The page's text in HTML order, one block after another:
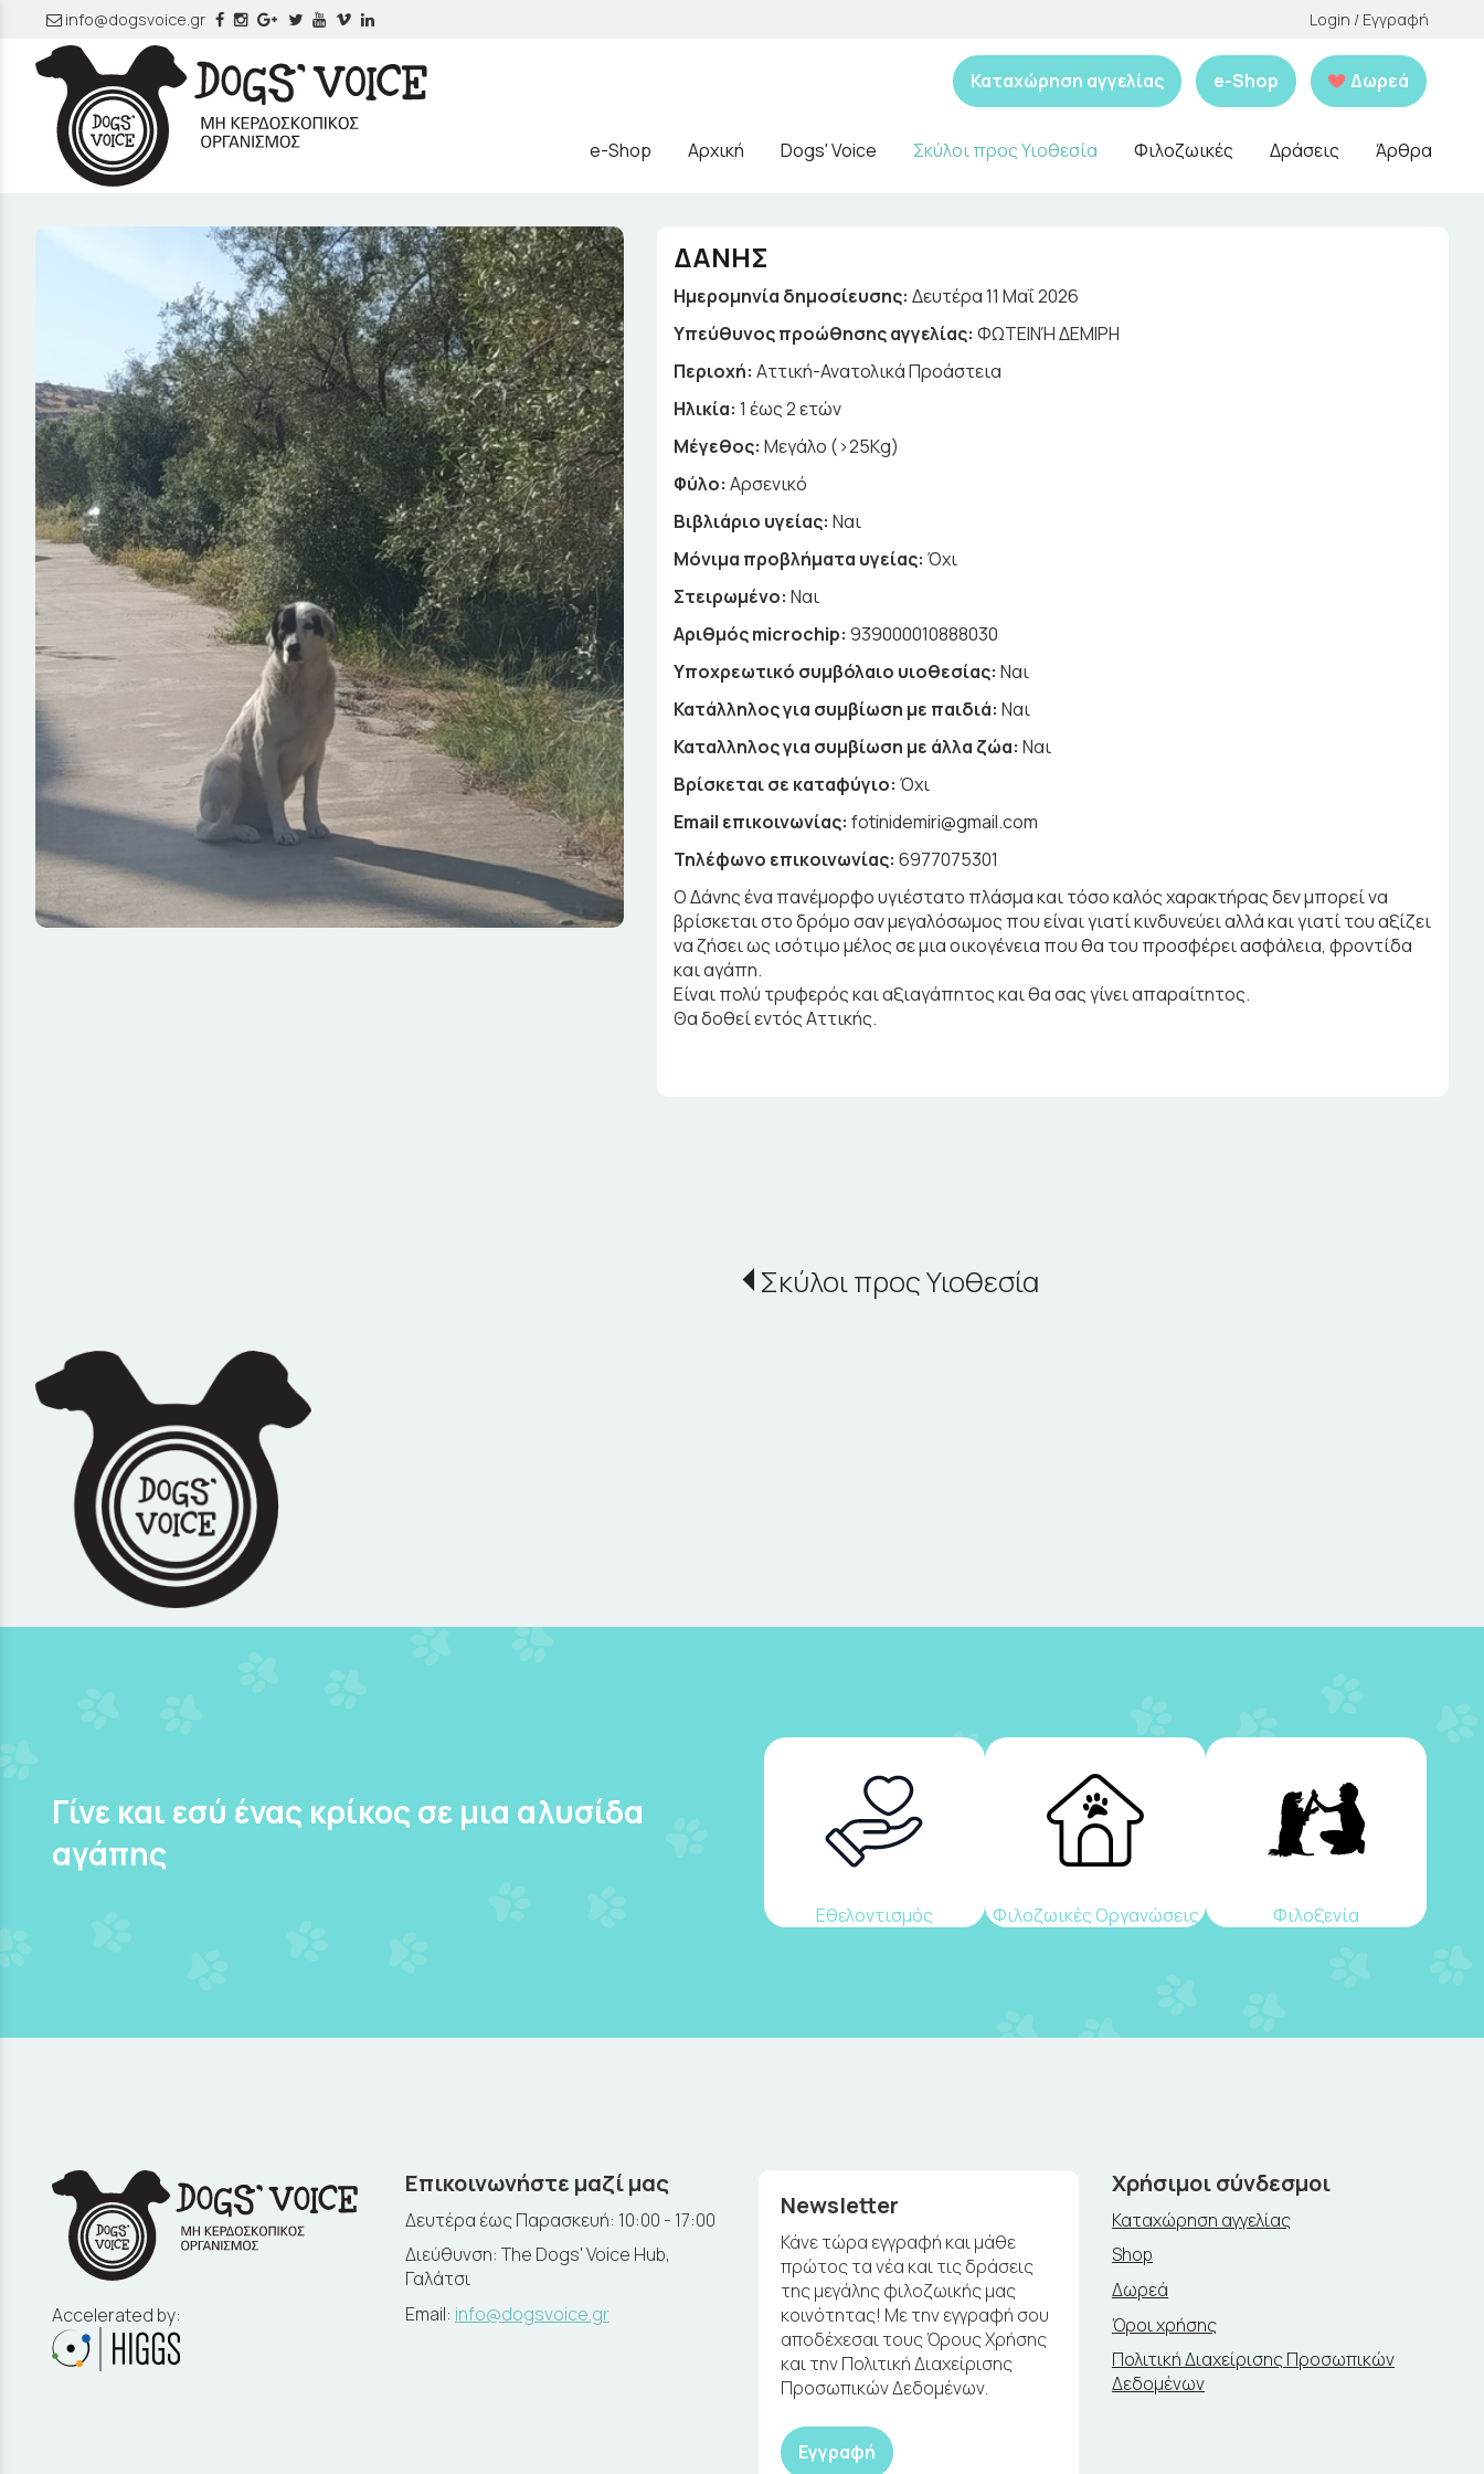
info@dogsvoice.gr Login / Εγγραφή
Καταχώρηση αγγελίας e-Shop Δωρεά
e-Shop Αρχική Dogs' Voice Σκύλοι προς Υιοθεσία Φιλοζωικές Δράσεις Άρθρα
ΔΑΝΗΣ
Ημερομηνία δημοσίευσης: Δευτέρα 11 Μαΐ 2026
Yπεύθυνος προώθησης αγγελίας:ΦΩΤΕΙΝΉ ΔΕΜΙΡΗ
Περιοχή:Αττική-Ανατολικά Προάστεια
Ηλικία:1 έως 2 ετών
Μέγεθος:Μεγάλο (>25Kg)
Φύλο:Αρσενικό
Βιβλιάριο υγείας: Ναι
Μόνιμα προβλήματα υγείας: Όχι
Στειρωμένο: Ναι
Αριθμός microchip: 939000010888030
Υποχρεωτικό συμβόλαιο υιοθεσίας: Ναι
Κατάλληλος για συμβίωση με παιδιά: Ναι
Καταλληλος για συμβίωση με άλλα ζώα: Ναι
Βρίσκεται σε καταφύγιο: Όχι
Email επικοινωνίας: fotinidemiri@gmail.com
Τηλέφωνο επικοινωνίας: 6977075301
Ο Δάνης ένα πανέμορφο υγιέστατο πλάσμα και τόσο καλός χαρακτήρας δεν μπορεί να
βρίσκεται στο δρόμο σαν μεγαλόσωμος που είναι γιατί κινδυνεύει αλλά και γιατί του αξίζει
να ζήσει ως ισότιμο μέλος σε μια οικογένεια που θα του προσφέρει ασφάλεια, φροντίδα
και αγάπη.
Είναι πολύ τρυφερός και αξιαγάπητος και θα σας γίνει απαραίτητος.
Θα δοθεί εντός Αττικής.
Σκύλοι προς Υιοθεσία
Γίνε και εσύ ένας κρίκος σε μια αλυσίδα
αγάπης
Εθελοντισμός Φιλοζωικές Οργανώσεις Φιλοξενία
Accelerated by:
Επικοινωνήστε μαζί μας
Δευτέρα έως Παρασκευή: 10:00 - 17:00
Διεύθυνση: The Dogs' Voice Hub,
Γαλάτσι
Email: info@dogsvoice.gr
Newsletter
Κάνε τώρα εγγραφή και μάθε
πρώτος τα νέα και τις δράσεις
της μεγάλης φιλοζωικής μας
κοινότητας! Με την εγγραφή σου
αποδέχεσαι τους Όρους Χρήσης
και την Πολιτική Διαχείρισης
Προσωπικών Δεδομένων.
Εγγραφή
Χρήσιμοι σύνδεσμοι
Καταχώρηση αγγελίας
Shop
Δωρεά
Όροι χρήσης
Πολιτική Διαχείρισης Προσωπικών
Δεδομένων